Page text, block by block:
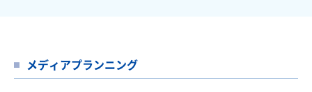
メディアプランニング